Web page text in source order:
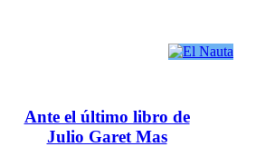
Ante el último libro de
Julio Garet Mas